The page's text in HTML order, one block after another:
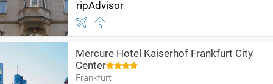
Mercure Hotel Kaiserhof Frankfurt City
Center
Frankfurt